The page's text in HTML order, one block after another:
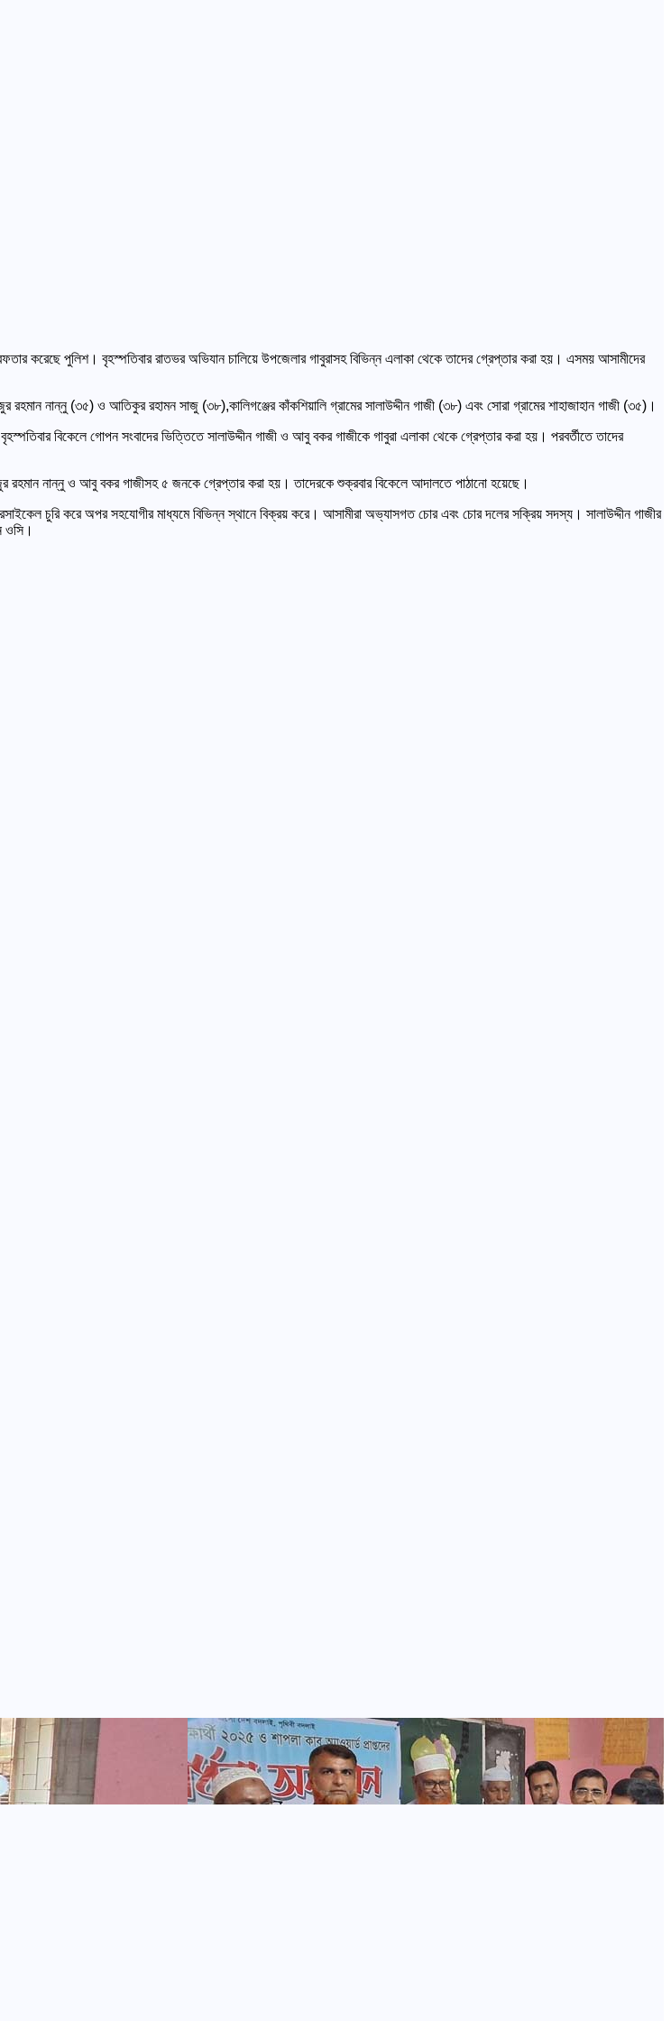
করেছে পুলিশ। বৃহস্পতিবার রাতভর অভিযান চালিয়ে উপজেলার গাবুরাসহ বিভিন্ন এলাকা থেকে তাদের গ্রেপ্তার করা হয়। এসময় আসামীদের
রহমান নান্নু (৩৫) ও আতিকুর রহামন সাজু (৩৮),কালিগঞ্জের কাঁকশিয়ালি গ্রামের সালাউদ্দীন গাজী (৩৮) এবং সোরা গ্রামের শাহাজাহান গাজী (৩৫)।
বিকেলে গোপন সংবাদের ভিত্তিতে সালাউদ্দীন গাজী ও আবু বকর গাজীকে গাবুরা এলাকা থেকে গ্রেপ্তার করা হয়। পরবর্তীতে তাদের
রহমান নান্নু ও আবু বকর গাজীসহ ৫ জনকে গ্রেপ্তার করা হয়। তাদেরকে শুক্রবার বিকেলে আদালতে পাঠানো হয়েছে।
চুরি করে অপর সহযোগীর মাধ্যমে বিভিন্ন স্থানে বিক্রয় করে। আসামীরা অভ্যাসগত চোর এবং চোর দলের সক্রিয় সদস্য। সালাউদ্দীন গাজীর
ওসি।